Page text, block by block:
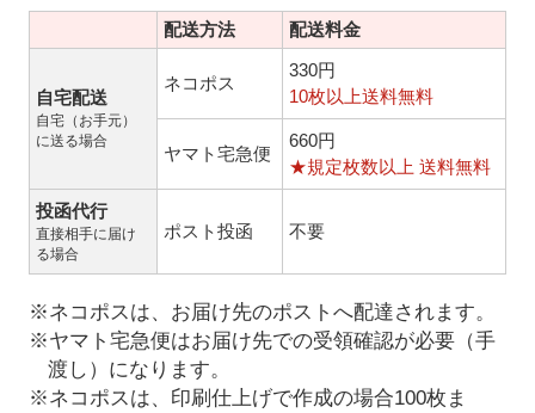
配送方法 配送料金
自宅配送
自宅（お手元）
に送る場合
ネコポス
330円
10枚以上送料無料
ヤマト宅急便
660円
★規定枚数以上 送料無料
投函代行
直接相手に届け
る場合
ポスト投函 不要
※ネコポスは、お届け先のポストへ配達されます。
※ヤマト宅急便はお届け先での受領確認が必要（手
渡し）になります。
※ネコポスは、印刷仕上げで作成の場合100枚ま